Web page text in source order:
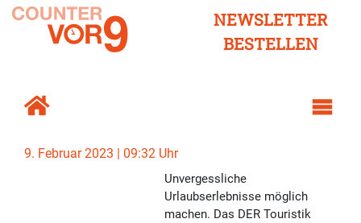
NEWSLETTER
BESTELLEN
9. Februar 2023 | 09:32 Uhr
Unvergessliche
Urlaubserlebnisse möglich
machen. Das DER Touristik